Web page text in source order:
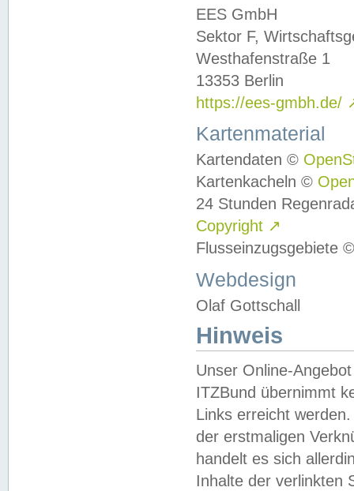
EES GmbH
Sektor F,
Westhafenstraße 1
13353 Berlin
https://ees-gmbh.de/
Kartenmaterial
Kartendaten ©
Kartenkacheln ©
24 Stunden
Copyright ↗
Flusseinzugsgebiete
Webdesign
Olaf Gottschall
Hinweis
Unser Online-
ITZBund übernimmt
Links erreicht
der erstmaligen
handelt es sich
Inhalte der verlinkten